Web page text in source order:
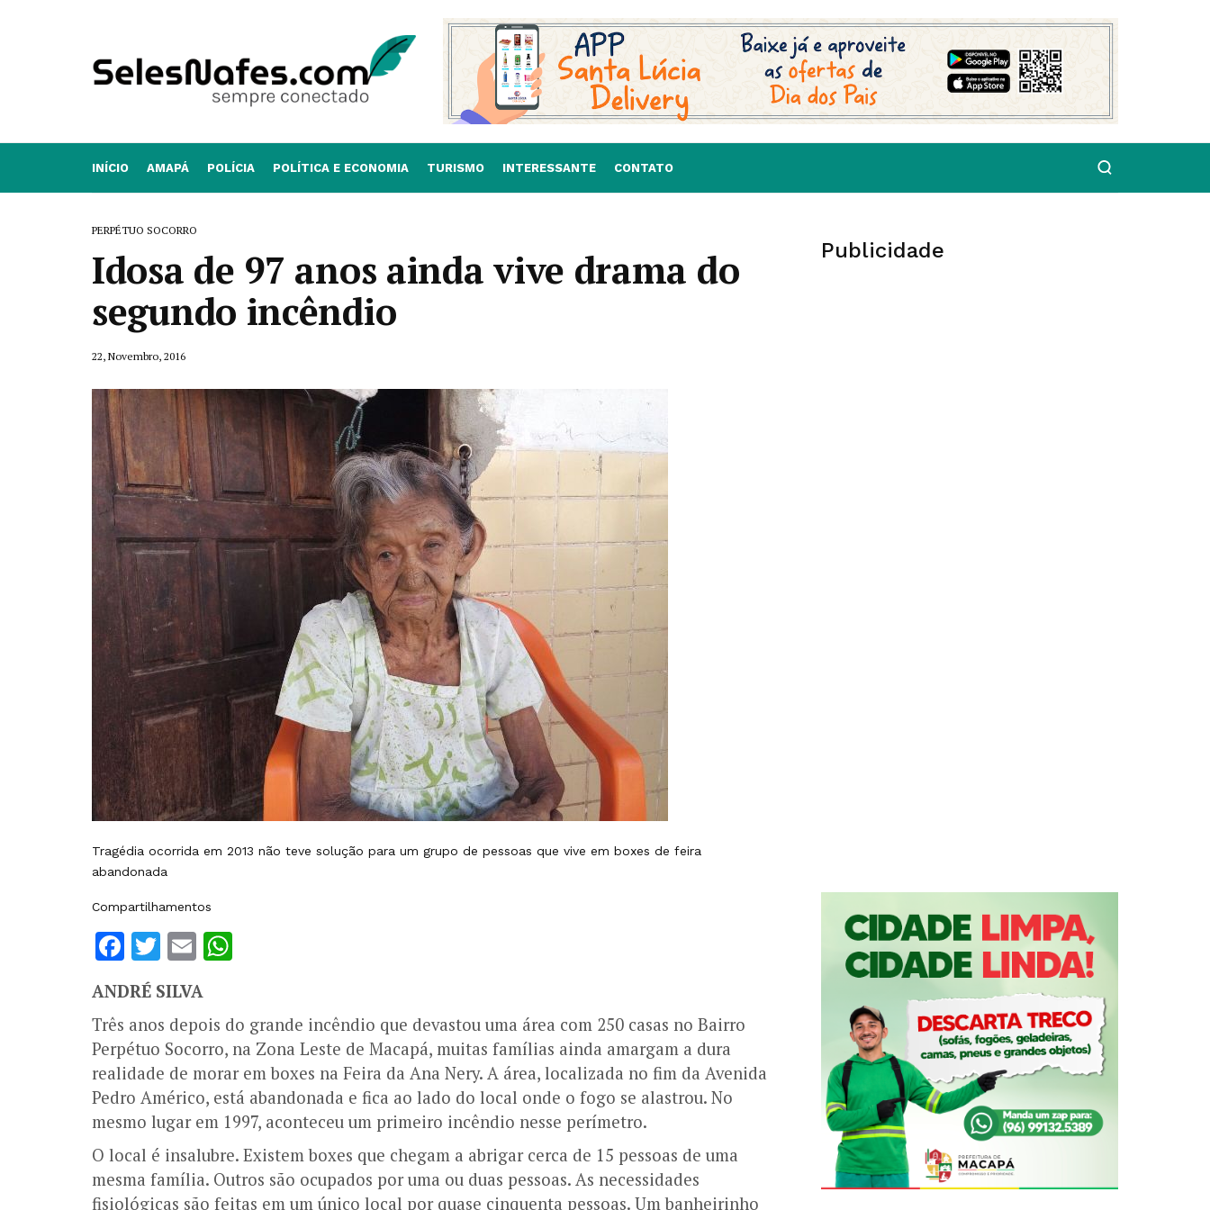
INÍCIO AMAPÁ POLÍCIA POLÍTICA E ECONOMIA TURISMO INTERESSANTE CONTATO
PERPÉTUO SOCORRO
Idosa de 97 anos ainda vive drama do
segundo incêndio
22, Novembro, 2016
Tragédia ocorrida em 2013 não teve solução para um grupo de pessoas que vive em boxes de feira
abandonada
Compartilhamentos
Facebook
Twitter
Email
ANDRÉ SILVA
Três anos depois do grande incêndio que devastou uma área com 250 casas no Bairro
Perpétuo Socorro, na Zona Leste de Macapá, muitas famílias ainda amargam a dura
realidade de morar em boxes na Feira da Ana Nery. A área, localizada no fim da Avenida
Pedro Américo, está abandonada e fica ao lado do local onde o fogo se alastrou. No
mesmo lugar em 1997, aconteceu um primeiro incêndio nesse perímetro.
O local é insalubre. Existem boxes que chegam a abrigar cerca de 15 pessoas de uma
mesma família. Outros são ocupados por uma ou duas pessoas. As necessidades
fisiológicas são feitas em um único local por quase cinquenta pessoas. Um banheirinho
Publicidade